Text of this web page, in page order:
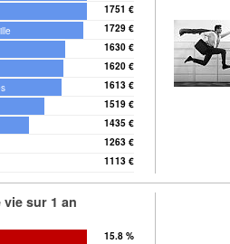
1751 €
1729 €
1630 €
1620 €
1613 €
1519 €
1435 €
1263 €
1113 €
sur 1 an
15.8 %